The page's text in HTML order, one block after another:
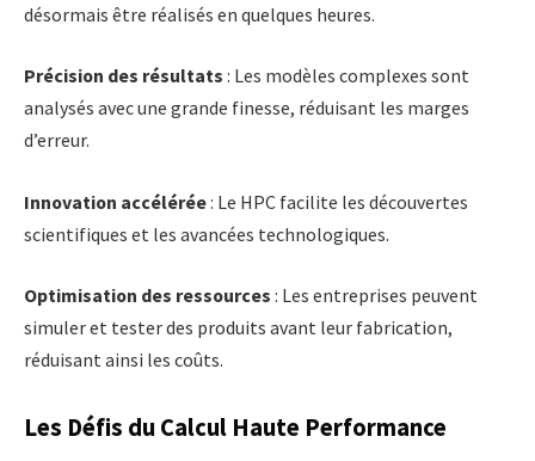
désormais être réalisés en quelques heures.
Précision des résultats : Les modèles complexes sont
analysés avec une grande finesse, réduisant les marges
d’erreur.
Innovation accélérée: Le HPC facilite les découvertes
scientifiques et les avancées technologiques.
Optimisation des ressources : Les entreprises peuvent
simuler et tester des produits avant leur fabrication,
réduisant ainsi les coûts.
Les Défis du Calcul Haute Performance